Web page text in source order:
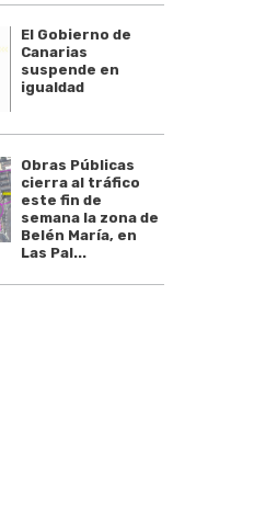
El Gobierno de
Canarias
suspende en
igualdad
Obras Públicas
cierra al tráfico
este fin de
semana la zona de
Belén María, en
Las Pal...